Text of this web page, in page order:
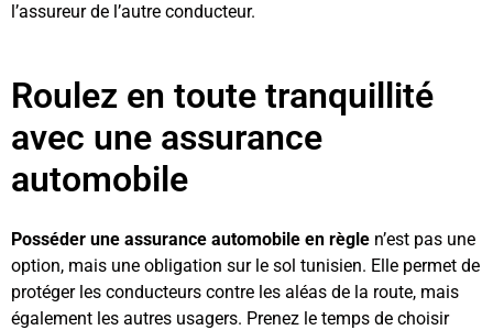
l’assureur de l’autre conducteur.
Roulez en toute tranquillité
avec une assurance
automobile
Posséder une assurance automobile en règle n’est pas une
option, mais une obligation sur le sol tunisien. Elle permet de
protéger les conducteurs contre les aléas de la route, mais
également les autres usagers. Prenez le temps de choisir